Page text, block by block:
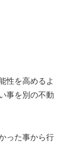
性を高めるよ
事を別の不動
った事から行